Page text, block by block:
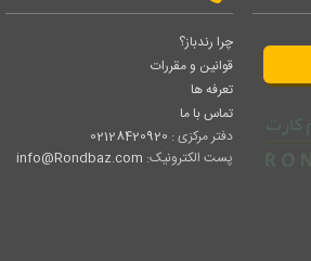
چرا رندباز؟
قوانین و مقررات
تعرفه ها
تماس با ما
دفتر مرکزی : 02128420920
پست الکترونیک: info@Rondbaz.com